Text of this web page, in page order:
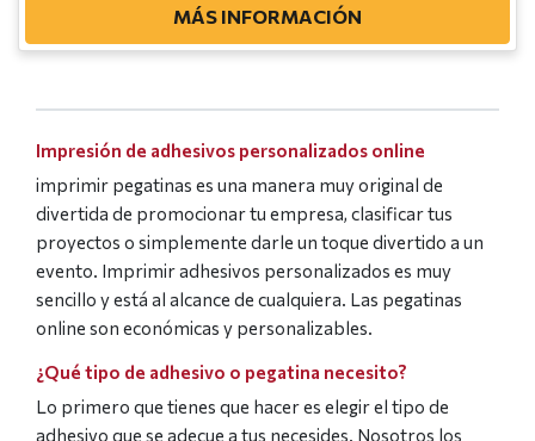
MÁS INFORMACIÓN
Impresión de adhesivos personalizados online
imprimir pegatinas es una manera muy original de
divertida de promocionar tu empresa, clasificar tus
proyectos o simplemente darle un toque divertido a un
evento. Imprimir adhesivos personalizados es muy
sencillo y está al alcance de cualquiera. Las pegatinas
online son económicas y personalizables.
¿Qué tipo de adhesivo o pegatina necesito?
Lo primero que tienes que hacer es elegir el tipo de
adhesivo que se adecue a tus necesides. Nosotros los